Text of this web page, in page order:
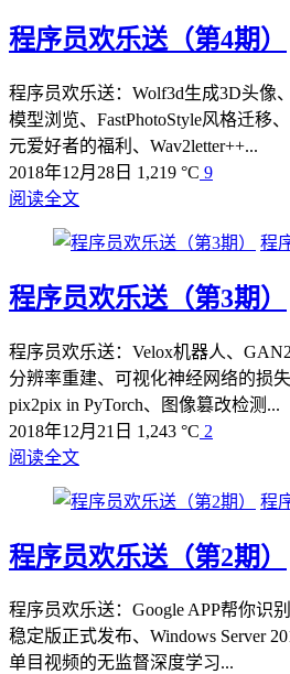
程序员欢乐送（第4期）
程序员欢乐送：Wolf3d生成3D头像
模型浏览、FastPhotoStyle风格迁移
元爱好者的福利、Wav2letter++...
2018年12月28日 1,219 °C 9
阅读全文
程
程序员欢乐送（第3期）
程序员欢乐送：Velox机器人、
分辨率重建、可视化神经网络的损
pix2pix in PyTorch、图像篡改检测...
2018年12月21日 1,243 °C 2
阅读全文
程
程序员欢乐送（第2期）
程序员欢乐送：Google APP帮你识
稳定版正式发布、Windows Server
单目视频的无监督深度学习...